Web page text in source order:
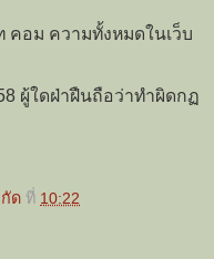
คอม ความทั้งหมดในเว็บ
ผู้ใดฝ่าฝืนถือว่าทำผิดกฏ
ด ที่ 10:22